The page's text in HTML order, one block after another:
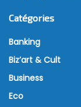
Catégories
Banking
Biz’art & Cult
Business
Eco